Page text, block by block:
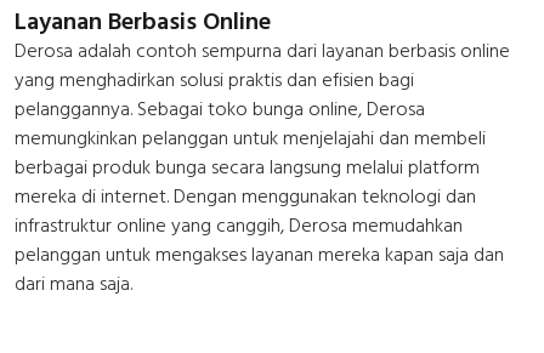
Layanan Berbasis Online
Derosa adalah contoh sempurna dari layanan berbasis online
yang menghadirkan solusi praktis dan efisien bagi
pelanggannya. Sebagai toko bunga online, Derosa
memungkinkan pelanggan untuk menjelajahi dan membeli
berbagai produk bunga secara langsung melalui platform
mereka di internet. Dengan menggunakan teknologi dan
infrastruktur online yang canggih, Derosa memudahkan
pelanggan untuk mengakses layanan mereka kapan saja dan
dari mana saja.